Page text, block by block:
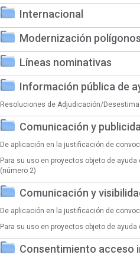
Internacional
Modernización polígonos
Líneas nominativas
Información pública de
Resoluciones de Adjudicación/
Comunicación y
De aplicación en la justificación de
Para su uso en proyectos objeto de
(número 2)
Comunicación y
De aplicación en la justificación de
Para su uso en proyectos objeto de
Consentimiento acceso